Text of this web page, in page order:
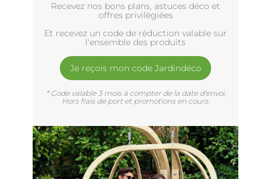
Recevez nos bons plans, astuces déco et
offres privilègiées
Et recevez un code de réduction valable sur
l'ensemble des produits
Je reçois mon code Jardindéco
* Code valable 3 mois à compter de la date d'envoi.
Hors frais de port et promotions en cours.